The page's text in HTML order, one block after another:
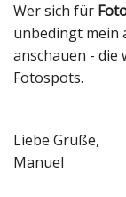
Wer sich für
unbedingt mein
anschauen -
Fotospots.
Liebe Grüße,
Manuel